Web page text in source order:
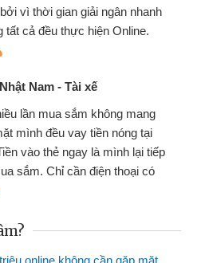
vì thời gian giải ngân nhanh
tất cả đều thực hiện Online.
Nam - Tài xế
lần mua sắm không mang
mình đều vay tiền nóng tại
vào thẻ ngay là mình lại tiếp
sắm. Chỉ cần điện thoại có
online không cần gặp mặt